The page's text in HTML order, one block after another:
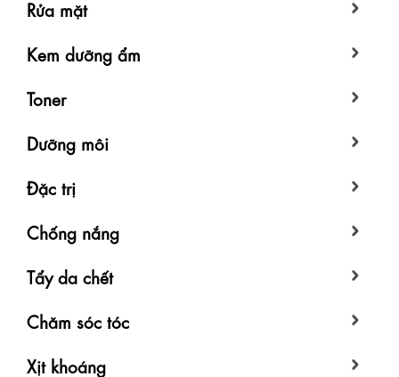
Rửa mặt
Kem dưỡng ẩm
Toner
Dưỡng môi
Đặc trị
Chống nắng
Tẩy da chết
Chăm sóc tóc
Xịt khoáng